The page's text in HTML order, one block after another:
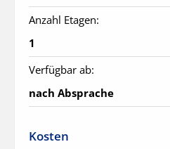
Anzahl Etagen:
1
Verfügbar ab:
nach Absprache
Kosten